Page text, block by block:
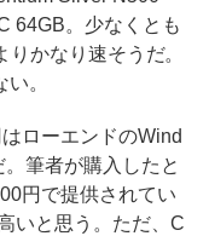
64GB。少なくとも
かなり速そうだ。
。
ローエンドのWind
筆者が購入したと
円で提供されてい
いと思う。ただ、C